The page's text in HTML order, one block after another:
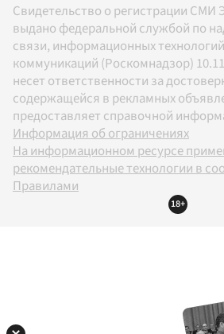
Свидетельство о регистрации СМИ
выдано федеральной службой по
связи, информационных
коммуникаций (Роскомнадзор)
несет ответственности за
содержащейся в рекламных
предоставляет справочной
Информация об ограничениях
На информационном ресурсе
рекомендательные технологии в
Правилами
18+